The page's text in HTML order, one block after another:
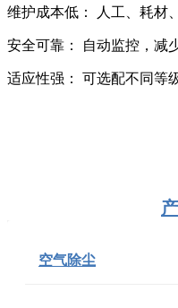
维护成本低： 人工、耗材
安全可靠： 自动监控，减
适应性强： 可选配不同等
空气除尘